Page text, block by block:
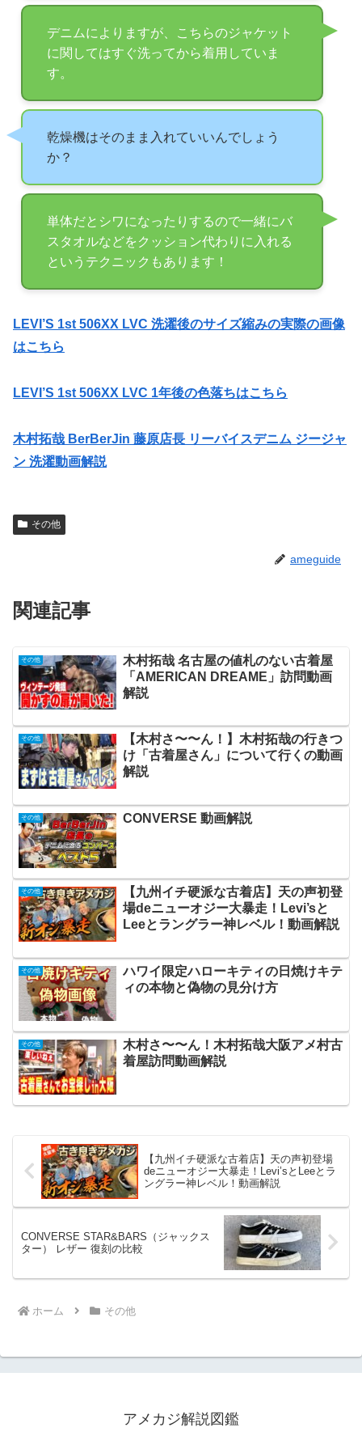
デニムによりますが、こちらのジャケット
に関してはすぐ洗ってから着用していま
す。
乾燥機はそのまま入れていいんでしょう
か？
単体だとシワになったりするので一緒にバ
スタオルなどをクッション代わりに入れる
というテクニックもあります！
LEVI’S 1st 506XX LVC 洗濯後のサイズ縮みの実際の画像
はこちら
LEVI’S 1st 506XX LVC 1年後の色落ちはこちら
木村拓哉 BerBerJin 藤原店長 リーバイスデニム ジージャ
ン 洗濯動画解説
その他
ameguide
関連記事
その他
木村拓哉 名古屋の値札のない古着屋
「AMERICAN DREAME」訪問動画
解説
その他
【木村さ〜〜ん！】木村拓哉の行きつ
け「古着屋さん」について行くの動画
解説
その他 CONVERSE 動画解説
その他
【九州イチ硬派な古着店】天の声初登
場deニューオジー大暴走！Levi’sと
Leeとラングラー神レベル！動画解説
その他
ハワイ限定ハローキティの日焼けキテ
ィの本物と偽物の見分け方
その他
木村さ〜〜ん！木村拓哉大阪アメ村古
着屋訪問動画解説
【九州イチ硬派な古着店】天の声初登場
deニューオジー大暴走！Levi’sとLeeとラ
ングラー神レベル！動画解説
CONVERSE STAR&BARS（ジャックス
ター） レザー 復刻の比較
ホーム その他
アメカジ解説図鑑